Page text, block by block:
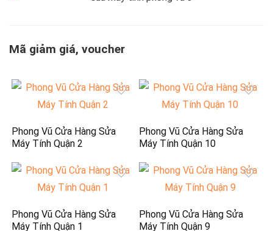
Mã giảm giá, voucher
Phong Vũ Cửa Hàng Sửa
Máy Tính Quận 2
Phong Vũ Cửa Hàng Sửa
Máy Tính Quận 10
Phong Vũ Cửa Hàng Sửa
Máy Tính Quận 1
Phong Vũ Cửa Hàng Sửa
Máy Tính Quận 9